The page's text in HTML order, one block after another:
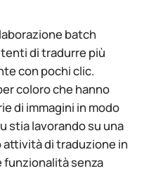
batch
di tradurre più
con pochi clic.
coloro che hanno
di immagini in modo
stia lavorando su una
attività di traduzione in
senza